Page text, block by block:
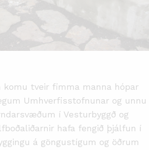
komu tveir fimma manna hópar
Umhverfisstofnunar og unnu
í Vesturbyggð og
hafa fengið þjálfun í
á göngustígum og öðrum